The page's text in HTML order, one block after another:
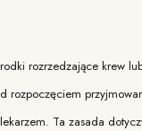
rozrzedzające krew
rozpoczęciem
Ta zasada